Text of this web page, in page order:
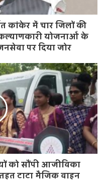
कांकेर में चार जिलों की
योजनाओं के
पर दिया जोर
को सौंपी आजीविका
टाटा मैजिक वाहन